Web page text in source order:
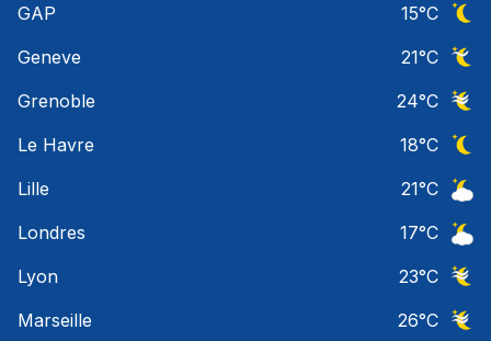
GAP
15°C
Geneve
21°C
Grenoble
24°C
Le Havre
18°C
Lille
21°C
Londres
17°C
Lyon
23°C
Marseille
26°C